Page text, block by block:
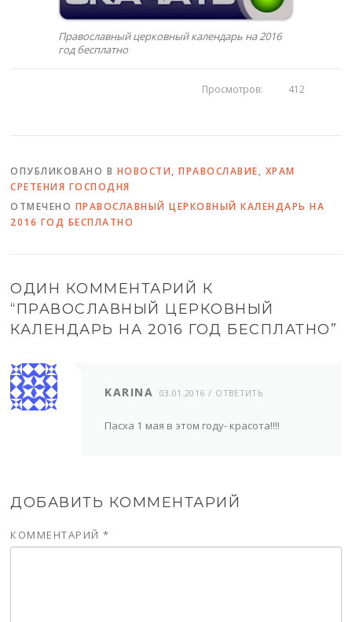
Православный церковный календарь на 2016
год бесплатно
Просмотров: 412
ОПУБЛИКОВАНО В НОВОСТИ,ПРАВОСЛАВИЕ, ХРАМ
СРЕТЕНИЯ ГОСПОДНЯ
ОТМЕЧЕНО ПРАВОСЛАВНЫЙ ЦЕРКОВНЫЙ КАЛЕНДАРЬ НА
2016 ГОД БЕСПЛАТНО
ОДИН КОММЕНТАРИЙ К
“ПРАВОСЛАВНЫЙ ЦЕРКОВНЫЙ
КАЛЕНДАРЬ НА 2016 ГОД БЕСПЛАТНО”
KARINA 03.01.2016 ОТВЕТИТЬ
Пасха 1 мая в этом году- красота!!!!
ДОБАВИТЬ КОММЕНТАРИЙ
КОММЕНТАРИЙ*